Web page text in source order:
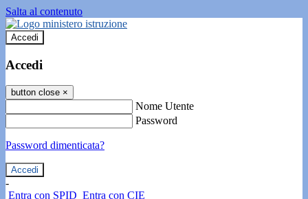
Salta al contenuto
Accedi
Accedi
button close ×
Nome Utente
Password
Password dimenticata?
-
Entra con SPID Entra con CIE